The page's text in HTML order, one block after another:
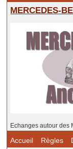
MERCEDES-
Echanges autour des
Accueil Règles